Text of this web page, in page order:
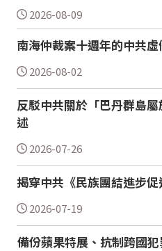
2026-08-09
南海仲裁案十週年的中共
2026-08-02
反駁中共關於「巴丹群島
述
2026-07-26
揭穿中共《民族團結進步
2026-07-19
備份蘋果特展、抗制跨國